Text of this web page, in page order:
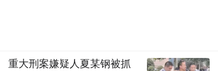
重大刑案嫌疑人夏某钢被抓